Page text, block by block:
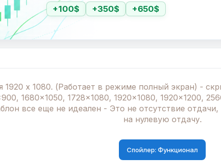
+100$ +350$ +650$
1920 x 1080. (Работает в режиме полный экран) -
1680x1050, 1728x1080, 1920x1080, 1920x1200,
все еще не идеален - Это не отсутствие
на нулевую отдачу.
Спойлер: Функционал